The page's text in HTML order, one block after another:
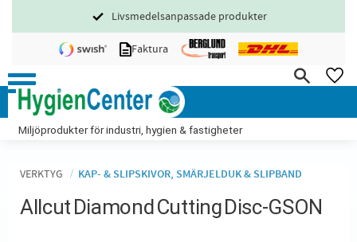
Meny
Livsmedelsanpassade produkter
Faktura
Miljöprodukter för industri, hygien & fastigheter
VERKTYG KAP- & SLIPSKIVOR, SMÄRJELDUK & SLIPBAND
Allcut Diamond Cutting Disc-GSON